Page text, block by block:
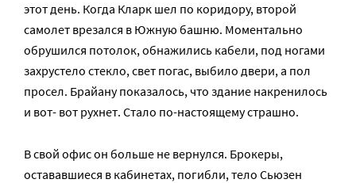
этот день. Когда Кларк шел по коридору, второй
самолет врезался в Южную башню. Моментально
обрушился потолок, обнажились кабели, под ногами
захрустело стекло, свет погас, выбило двери, а пол
просел. Брайану показалось, что здание накренилось
и вот- вот рухнет. Стало по-настоящему страшно.
В свой офис он больше не вернулся. Брокеры,
остававшиеся в кабинетах, погибли, тело Сьюзен